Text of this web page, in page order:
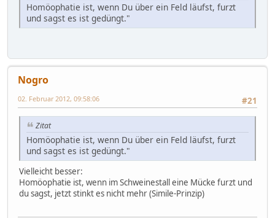
Homöophatie ist, wenn Du über ein Feld läufst, furzt
und sagst es ist gedüngt."
Nogro
#21
02. Februar 2012, 09:58:06
Zitat
Homöophatie ist, wenn Du über ein Feld läufst, furzt
und sagst es ist gedüngt."
Vielleicht besser:
Homöophatie ist, wenn im Schweinestall eine Mücke furzt und
du sagst, jetzt stinkt es nicht mehr (Simile-Prinzip)